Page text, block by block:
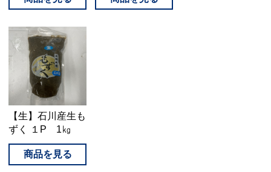
【生】石川産生も
ずく １P 1㎏